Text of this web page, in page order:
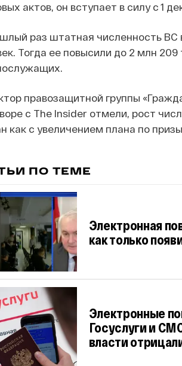
актов, он вступает в силу с 1
раз штатная численность ВС
Тогда ее повысили до 2 млн
правозащитной группы
с The Insider отмели, рост
как с увеличением плана по
ПО ТЕМЕ
Электронная
как только
Электронные
Госуслуги и
власти